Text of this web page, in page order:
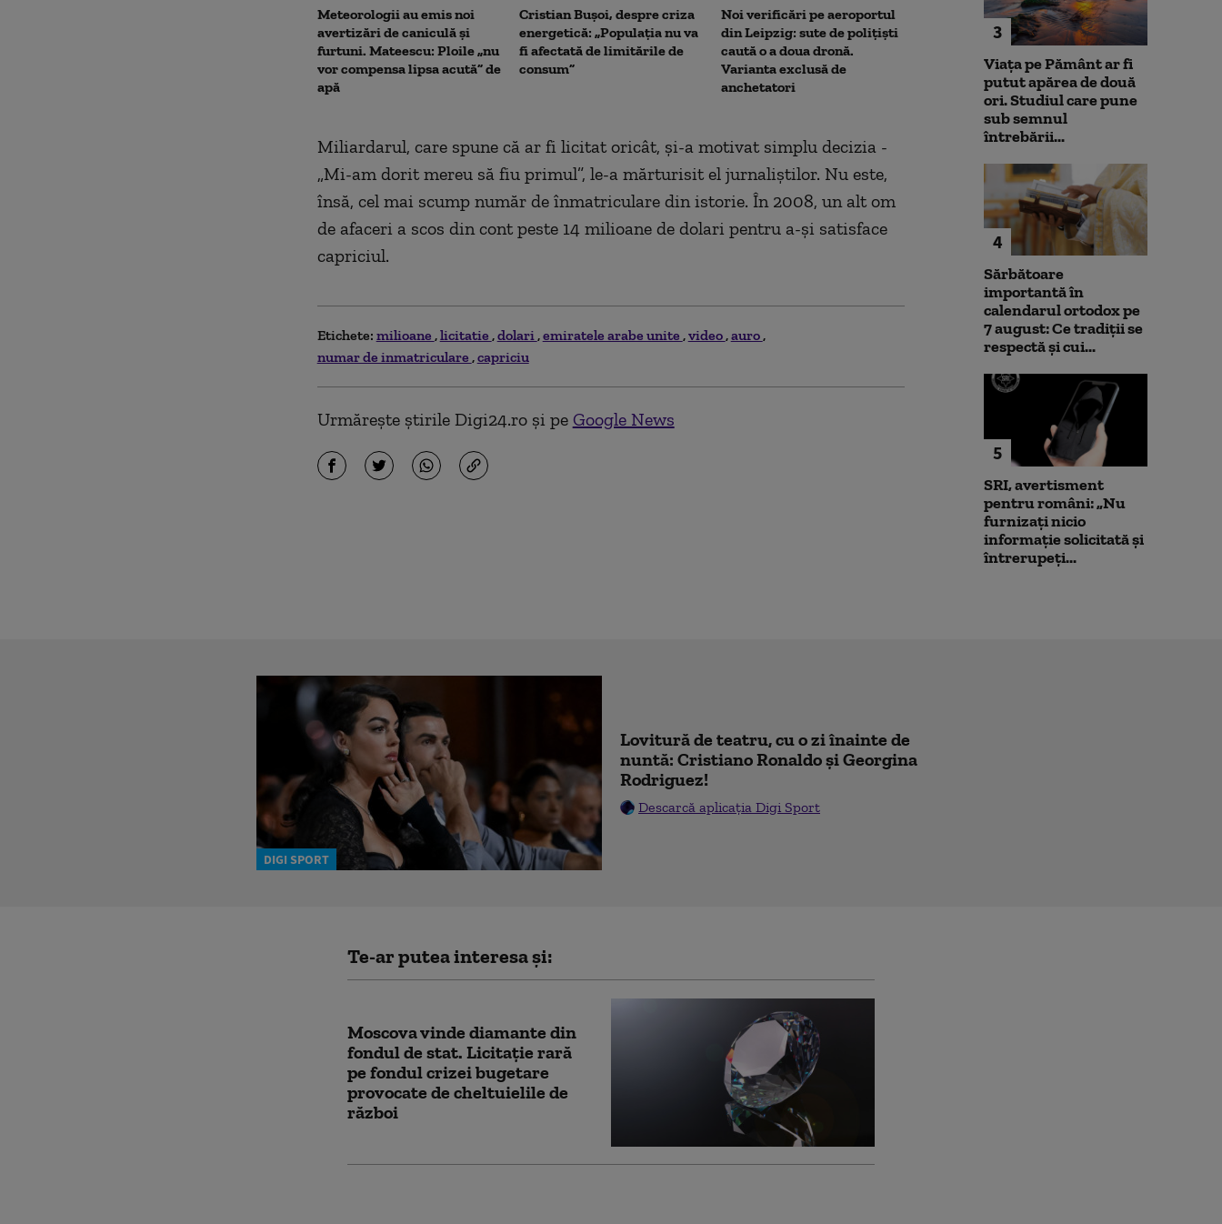
Meteorologii au emis noi
avertizări de caniculă și
furtuni. Mateescu: Ploile „nu
vor compensa lipsa acută” de
apă
Cristian Bușoi, despre criza
energetică: „Populația nu va
fi afectată de limitările de
consum”
Noi verificări pe aeroportul
din Leipzig: sute de polițiști
caută o a doua dronă.
Varianta exclusă de
anchetatori
Societatea de Transport
București și-a cerut
Avertisment
după
pe cărbune:
poate avea
financiare”
Miliardarul, care spune că ar fi licitat oricât, şi-a motivat simplu decizia -
„Mi-am dorit mereu să fiu primul”, le-a mărturisit el jurnaliştilor. Nu este,
însă, cel mai scump număr de înmatriculare din istorie. În 2008, un alt om
de afaceri a scos din cont peste 14 milioane de dolari pentru a-şi satisface
capriciul.
Etichete: milioane licitatie dolari emiratele arabe unite video auro
numar de inmatriculare capriciu
Urmărește știrile Digi24.ro și pe Google News
3
Viața pe Pământ ar fi
putut apărea de două
ori. Studiul care pune
sub semnul
întrebării...
4
Sărbătoare
importantă în
calendarul ortodox pe
7 august: Ce tradiții se
respectă și cui...
5
SRI, avertisment
pentru români: „Nu
furnizați nicio
informație solicitată și
întrerupeți...
DIGI SPORT
Lovitură de teatru, cu o zi înainte de
nuntă: Cristiano Ronaldo și Georgina
Rodriguez!
Descarcă aplicația Digi Sport
Te-ar putea interesa și:
Moscova vinde diamante din
fondul de stat. Licitație rară
pe fondul crizei bugetare
provocate de cheltuielile de
război